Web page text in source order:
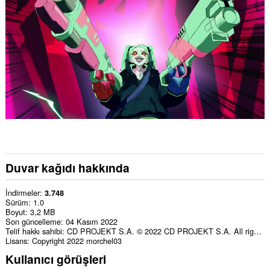
Duvar kağıdı hakkında
İndirmeler 3.748
Sürüm 1.0
Boyut 3,2 MB
Son güncelleme 04 Kasım 2022
Telif hakkı sahibi
CD PROJEKT S.A. © 2022 CD PROJEKT S.A. All rights reserved.
Lisans Copyright 2022 morchel03
Kullanıcı görüşleri